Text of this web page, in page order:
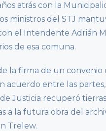
atrás con la
ministros del STJ
el Intendente Adrián
de esa comuna.
la firma de un convenio
acuerdo entre las
Justicia recuperó
a la futura obra del
Trelew.